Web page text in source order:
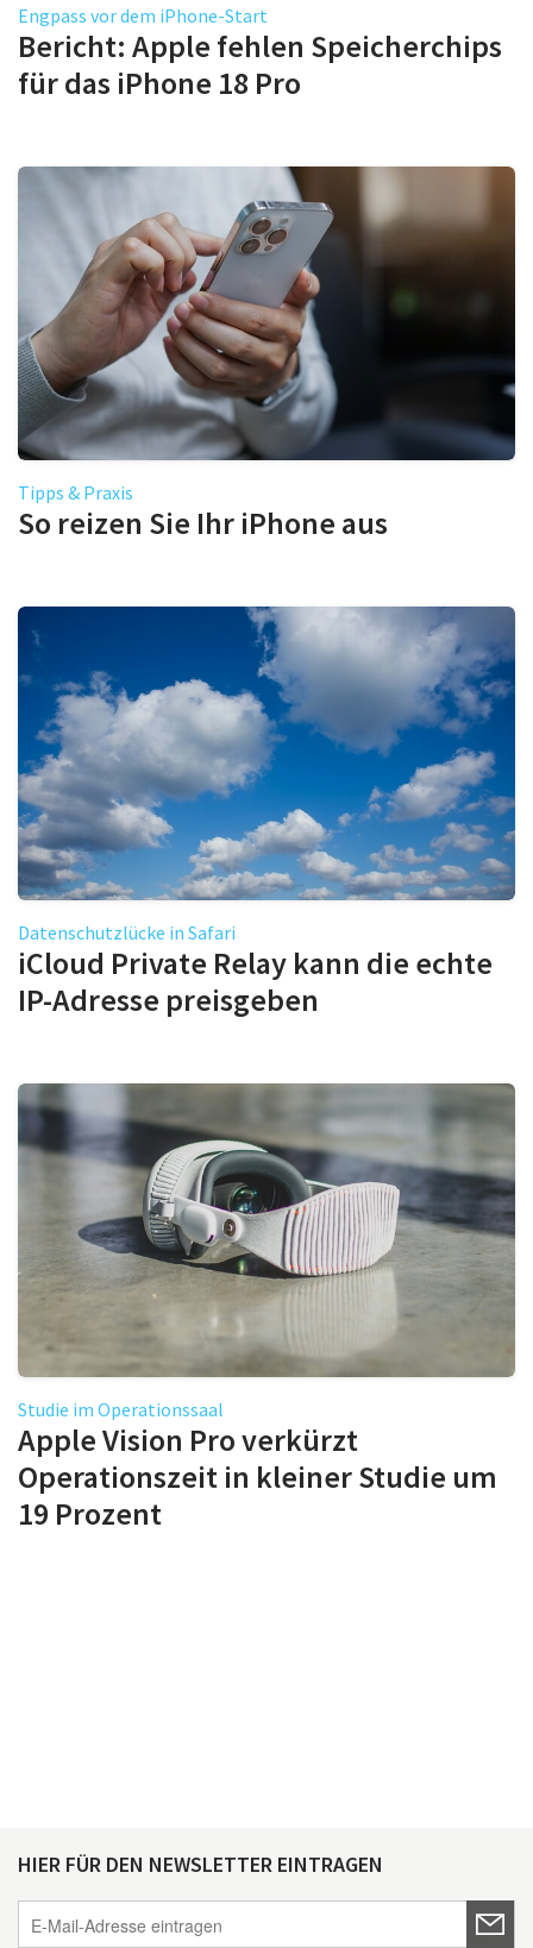
Engpass vor dem iPhone-Start
Bericht: Apple fehlen Speicherchips
für das iPhone 18 Pro
Tipps & Praxis
So reizen Sie Ihr iPhone aus
Datenschutzlücke in Safari
iCloud Private Relay kann die echte
IP-Adresse preisgeben
Studie im Operationssaal
Apple Vision Pro verkürzt
Operationszeit in kleiner Studie um
19 Prozent
HIER FÜR DEN NEWSLETTER EINTRAGEN